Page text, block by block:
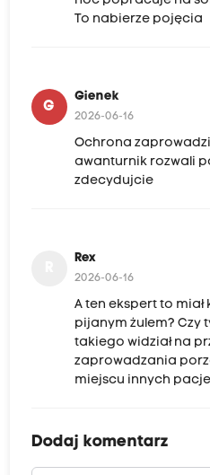
To nabierze pojęcia
G
Gienek
2026-06-16
Ochrona
awanturnik rozwali
zdecydujcie
Rex
2026-06-16
A ten ekspert to
pijanym żulem? Czy
takiego widział na
zaprowadzania
miejscu innych
Dodaj komentarz